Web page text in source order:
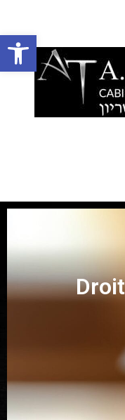
Ouvrir la barre d’outils
Présentation
Domaines
Newsletters